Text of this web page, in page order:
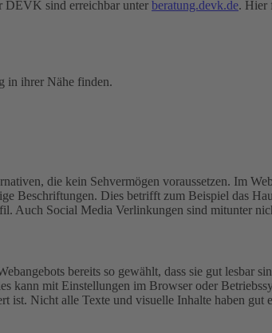
DEVK sind erreichbar unter beratung.devk.de. Hier
in ihrer Nähe finden.
die kein Sehvermögen voraussetzen. Im
Beschriftungen. Dies betrifft zum Beispiel das
Auch Social Media Verlinkungen sind mitunter
bereits so gewählt, dass sie gut lesbar
kann mit Einstellungen im Browser oder
ist. Nicht alle Texte und visuelle Inhalte haben gut